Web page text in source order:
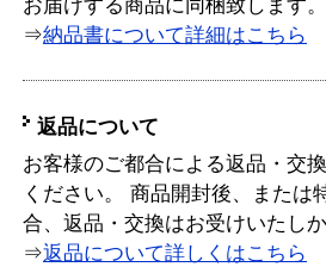
お届けする商品に同梱致します。
⇒納品書について詳細はこちら
返品について
お客様のご都合による返品・交
ください。 商品開封後、または
合、返品・交換はお受けいたし
⇒返品について詳しくはこちら